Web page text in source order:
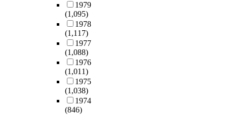
1979
(1,095)
1978
(1,117)
1977
(1,088)
1976
(1,011)
1975
(1,038)
1974
(846)